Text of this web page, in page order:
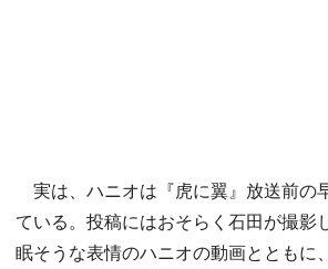
実は、ハニオは『虎に翼』放送前の
ている。投稿にはおそらく石田が撮影
眠そうな表情のハニオの動画とともに